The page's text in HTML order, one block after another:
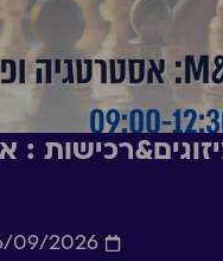
:
09/2026